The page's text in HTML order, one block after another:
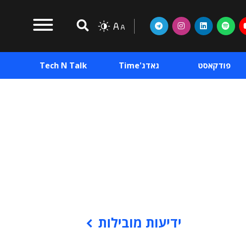
פודקאסט גאדג'Time Tech N Talk
ידיעות מובילות